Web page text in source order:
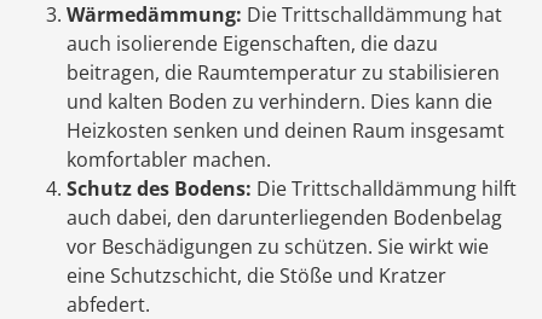
Wärmedämmung: Die Trittschalldämmung hat
auch isolierende Eigenschaften, die dazu
beitragen, die Raumtemperatur zu stabilisieren
und kalten Boden zu verhindern. Dies kann die
Heizkosten senken und deinen Raum insgesamt
komfortabler machen.
Schutz des Bodens: Die Trittschalldämmung hilft
auch dabei, den darunterliegenden Bodenbelag
vor Beschädigungen zu schützen. Sie wirkt wie
eine Schutzschicht, die Stöße und Kratzer
abfedert.